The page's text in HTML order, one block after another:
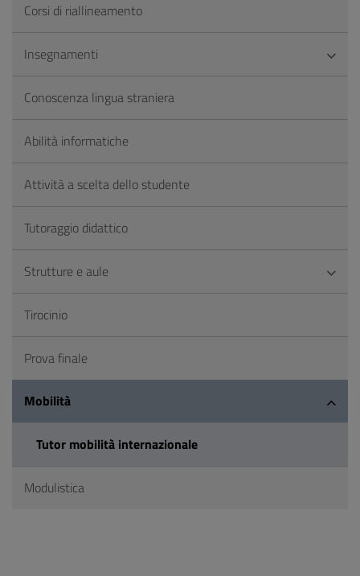
Corsi di riallineamento
Insegnamenti
Conoscenza lingua straniera
Abilità informatiche
Attività a scelta dello studente
Tutoraggio didattico
Strutture e aule
Tirocinio
Prova finale
Mobilità
Tutor mobilità internazionale
Modulistica